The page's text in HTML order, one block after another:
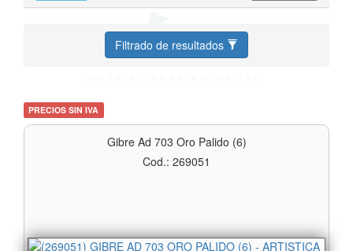
Filtrado de resultados
PRECIOS SIN IVA
Gibre Ad 703 Oro Palido (6)
Cod.: 269051